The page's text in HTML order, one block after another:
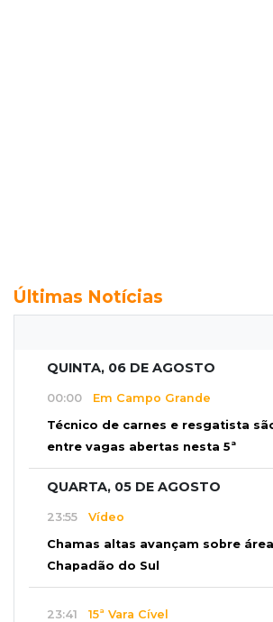
Últimas Notícias
QUINTA, 06 DE AGOSTO
00:00 Em Campo Grande
Técnico de carnes e resgatista
entre vagas abertas nesta 5ª
QUARTA, 05 DE AGOSTO
23:55 Vídeo
Chamas altas avançam sobre
Chapadão do Sul
23:41 15ª Vara Cível